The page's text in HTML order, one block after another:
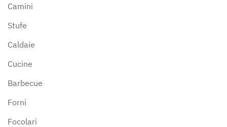
Camini
Stufe
Caldaie
Cucine
Barbecue
Forni
Focolari